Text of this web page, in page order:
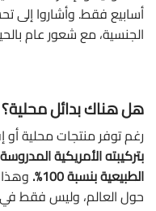
أسابيع فقط. وأشاروا إلى
الجنسية، مع شعور عام
هل هناك بدائل
رغم توفر منتجات محلية أو
بتركيبته الأمريكية
الطبيعية بنسبة 100%.
حول العالم، وليس فقط في